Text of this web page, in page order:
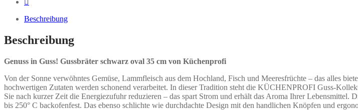
Beschreibung
Beschreibung
Genuss in Guss! Gussbräter schwarz oval 35 cm von Küchenprofi
Von der Sonne verwöhntes Gemüse, Lammfleisch aus dem Hochland, Fisch und Meeresfrüchte – das alles
hochwertigen Zutaten werden schonend verarbeitet. In dieser Tradition steht die KÜCHENPROFI Guss-
Sie nach kurzer Zeit die Energiezufuhr reduzieren – das spart Strom und erhält das Aroma Ihrer
bis 250° C backofenfest. Das ebenso schlichte wie durchdachte Design mit den handlichen Knöpfen und